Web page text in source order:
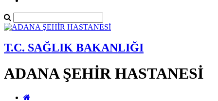
T.C. SAĞLIK BAKANLIĞI
ADANA ŞEHİR HASTANESİ